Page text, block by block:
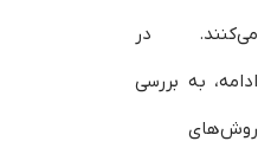
می‌کنند. در
ادامه، به بررسی
روش‌های